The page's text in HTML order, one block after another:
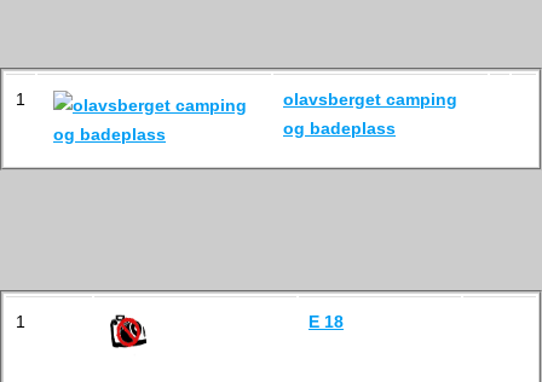
1
olavsberget camping
og badeplass
1 E 18